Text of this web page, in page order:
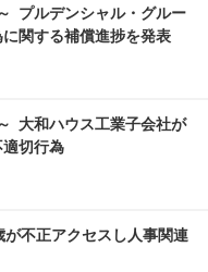
プルデンシャル・グルー
関する補償進捗を発表
大和ハウス工業子会社が
切行為
不正アクセスし人事関連